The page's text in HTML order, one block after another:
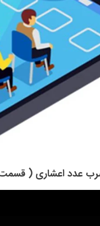
اعشاری ( قسمت اول